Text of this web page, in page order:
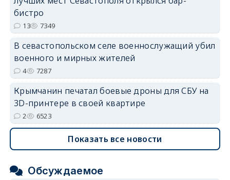
бистро
13 7349
В севастопольском селе военнослужащий убил
военного и мирных жителей
4 7287
Крымчанин печатал боевые дроны для СБУ на
3D-принтере в своей квартире
2 6523
Показать все новости
Обсуждаемое